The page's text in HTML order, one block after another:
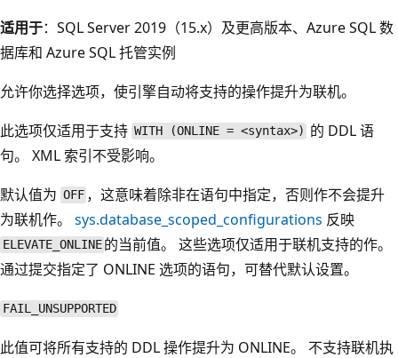
适用于：SQL Server 2019（15.x）及更高版本、Azure SQL 数
据库和 Azure SQL 托管实例
允许你选择选项，使引擎自动将支持的操作提升为联机。
此选项仅适用于支持 WITH (ONLINE = <syntax>) 的 DDL 语
句。 XML 索引不受影响。
默认值为 OFF ，这意味着除非在语句中指定，否则作不会提升
为联机作。 sys.database_scoped_configurations 反映
ELEVATE_ONLINE 的当前值。 这些选项仅适用于联机支持的作。
通过提交指定了 ONLINE 选项的语句，可替代默认设置。
FAIL_UNSUPPORTED
此值可将所有支持的 DDL 操作提升为 ONLINE。 不支持联机执